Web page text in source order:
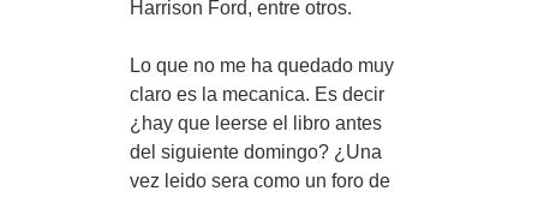
Harrison Ford, entre otros.
Lo que no me ha quedado muy
claro es la mecanica. Es decir
¿hay que leerse el libro antes
del siguiente domingo? ¿Una
vez leido sera como un foro de